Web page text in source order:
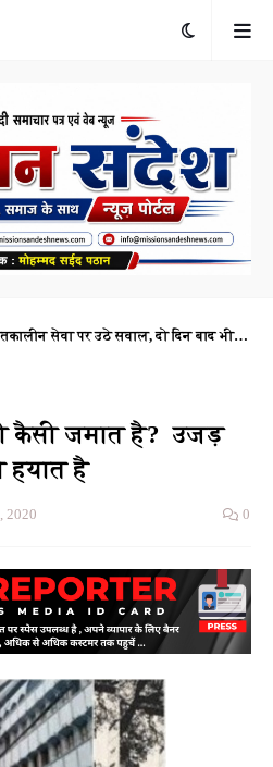
सेवा पर उठे सवाल, दो दिन बाद भी
फोन पर सुनता रहा मंगेतर... फिर आया मैसेज—
कैसी जमात है? उजड़
हयात है
2020 0